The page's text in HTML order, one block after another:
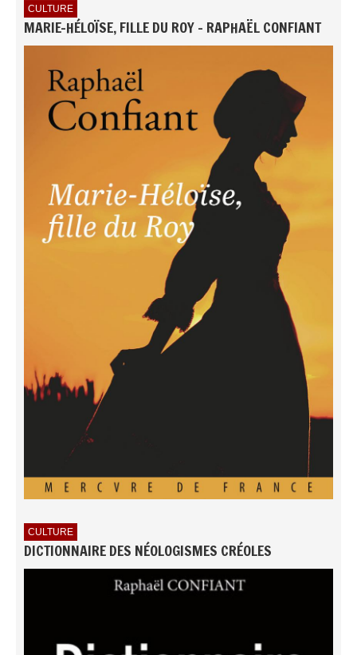
CULTURE
MARIE-HÉLOÏSE, FILLE DU ROY - RAPHAËL CONFIANT
CULTURE
DICTIONNAIRE DES NÉOLOGISMES CRÉOLES